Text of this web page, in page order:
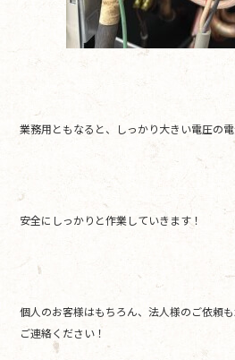
業務用ともなると、しっかり大きい電圧の
安全にしっかりと作業していきます！
個人のお客様はもちろん、法人様のご依頼
ご連絡ください！